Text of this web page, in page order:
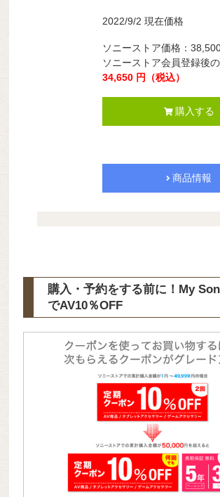
2022/9/2 現在価格
ソニーストア価格：
ソニーストア会員登録後の
34,650 円
（税込）
購入する
商品情報
購入・予約をする前に！My
でAV10％OFF